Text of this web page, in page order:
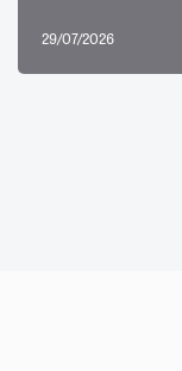
29/07/2026